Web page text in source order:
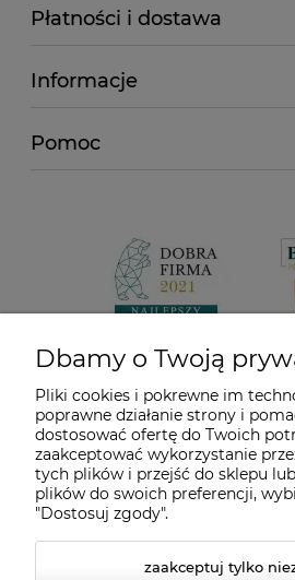
Płatności i dostawa
Informacje
Pomoc
Dbamy o Twoją
Pliki cookies i pokrewne im
poprawne działanie strony i
dostosować ofertę do Twoich
zaakceptować wykorzystanie
tych plików i przejść do sklepu
plików do swoich preferencji,
"Dostosuj zgody".
zaakceptuj tylko